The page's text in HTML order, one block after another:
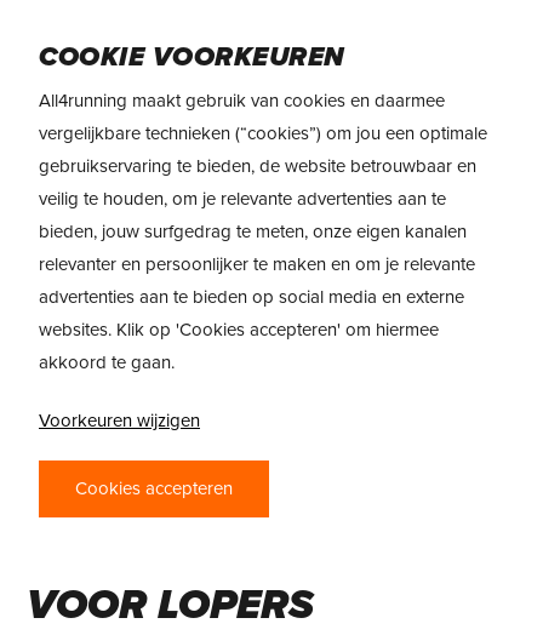
main
content
RUNNING GEAR
VOOR LOPERS
COOKIE VOORKEUREN
All4running maakt gebruik van cookies en daarmee
vergelijkbare technieken (“cookies”) om jou een optimale
gebruikservaring te bieden, de website betrouwbaar en
veilig te houden, om je relevante advertenties aan te
bieden, jouw surfgedrag te meten, onze eigen kanalen
relevanter en persoonlijker te maken en om je relevante
advertenties aan te bieden op social media en externe
websites. Klik op 'Cookies accepteren' om hiermee
akkoord te gaan.
Voorkeuren wijzigen
Cookies accepteren